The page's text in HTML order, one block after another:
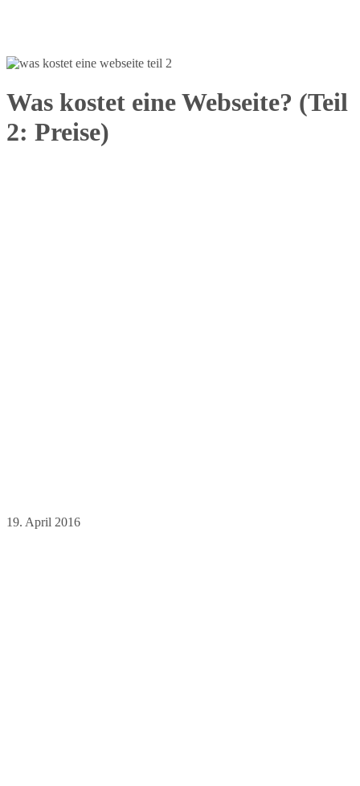
Was kostet eine Webseite? (Teil
2: Preise)
19. April 2016